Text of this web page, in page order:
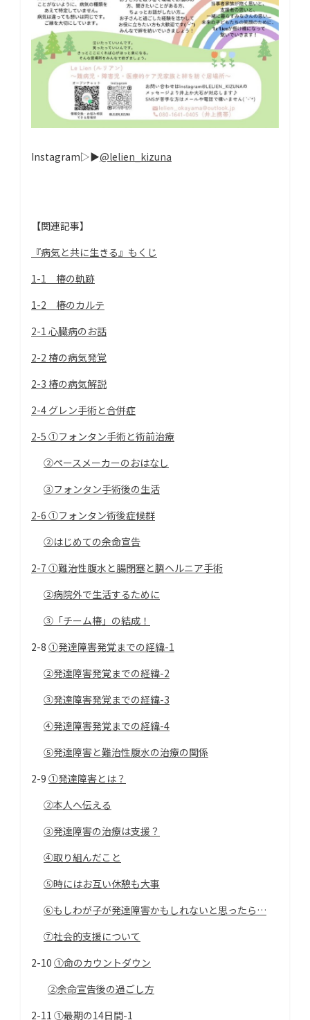
Instagram▷▶@lelien_kizuna
【関連記事】
『病気と共に生きる』もくじ
1-1 椿の軌跡
1-2 椿のカルテ
2-1 心臓病のお話
2-2 椿の病気発覚
2-3 椿の病気解説
2-4 グレン手術と合併症
2-5 ①フォンタン手術と術前治療
②ペースメーカーのおはなし
③フォンタン手術後の生活
2-6 ①フォンタン術後症候群
②はじめての余命宣告
2-7 ①難治性腹水と腸閉塞と臍ヘルニア手術
②病院外で生活するために
③「チーム椿」の結成！
2-8 ①発達障害発覚までの経緯-1
②発達障害発覚までの経緯-2
③発達障害発覚までの経緯-3
④発達障害発覚までの経緯-4
⑤発達障害と難治性腹水の治療の関係
2-9 ①発達障害とは？
②本人へ伝える
③発達障害の治療は支援？
④取り組んだこと
⑤時にはお互い休憩も大事
⑥もしわが子が発達障害かもしれないと思ったら…
⑦社会的支援について
2-10 ①命のカウントダウン
②余命宣告後の過ごし方
2-11 ①最期の14日間-1